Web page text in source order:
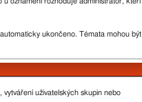
ukončeno. Témata mohou být
uživatelských skupin nebo